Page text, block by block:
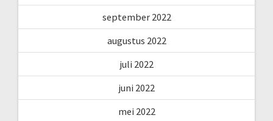
september 2022
augustus 2022
juli 2022
juni 2022
mei 2022